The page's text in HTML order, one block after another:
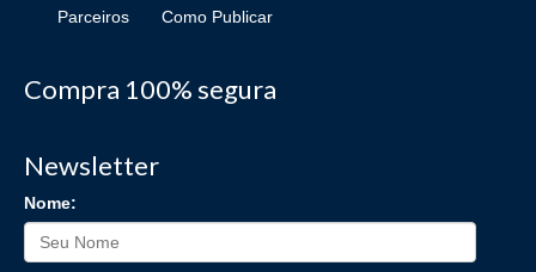
Parceiros Como Publicar
Compra 100% segura
Newsletter
Nome: